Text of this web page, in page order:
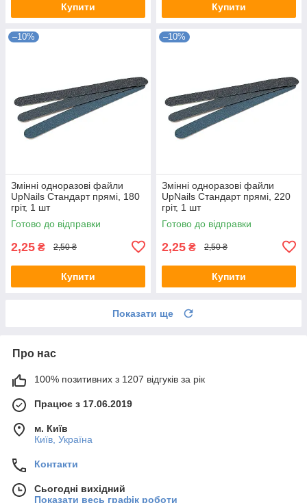
Купити Купити
–10%
Змінні одноразові файли
UpNails Стандарт прямі, 180
гріт, 1 шт
Готово до відправки
2,25 ₴ 2,50 ₴
Купити
–10%
Змінні одноразові файли
UpNails Стандарт прямі, 220
гріт, 1 шт
Готово до відправки
2,25 ₴ 2,50 ₴
Купити
Показати ще
Про нас
100% позитивних з 1207 відгуків за рік
Працює з 17.06.2019
м. Київ
Київ, Україна
Контакти
Сьогодні вихідний
Показати весь графік роботи